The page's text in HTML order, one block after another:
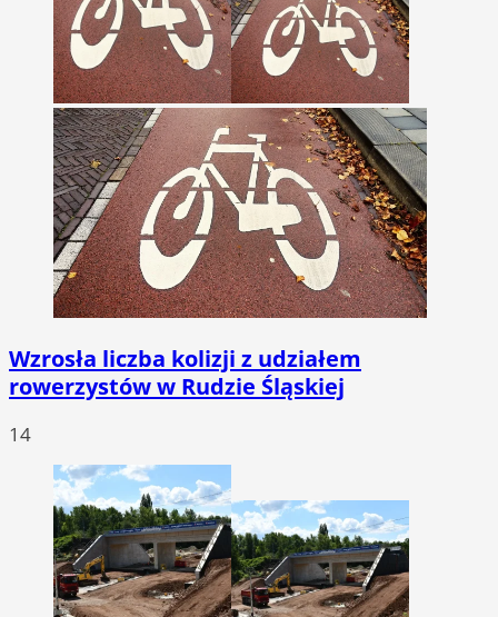
Wzrosła liczba kolizji z udziałem
rowerzystów w Rudzie Śląskiej
14